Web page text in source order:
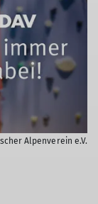
Alpenverein e.V.